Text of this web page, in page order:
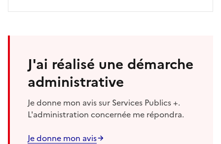
J'ai réalisé une démarche
administrative
Je donne mon avis sur Services Publics +.
L'administration concernée me répondra.
Je donne mon avis